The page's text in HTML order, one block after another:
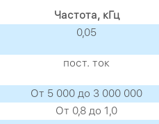
Частота, кГц
0,05
пост. ток
От 5 000 до 3 000 000
От 0,8 до 1,0